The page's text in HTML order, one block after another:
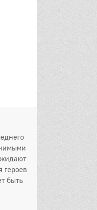
героев
быть